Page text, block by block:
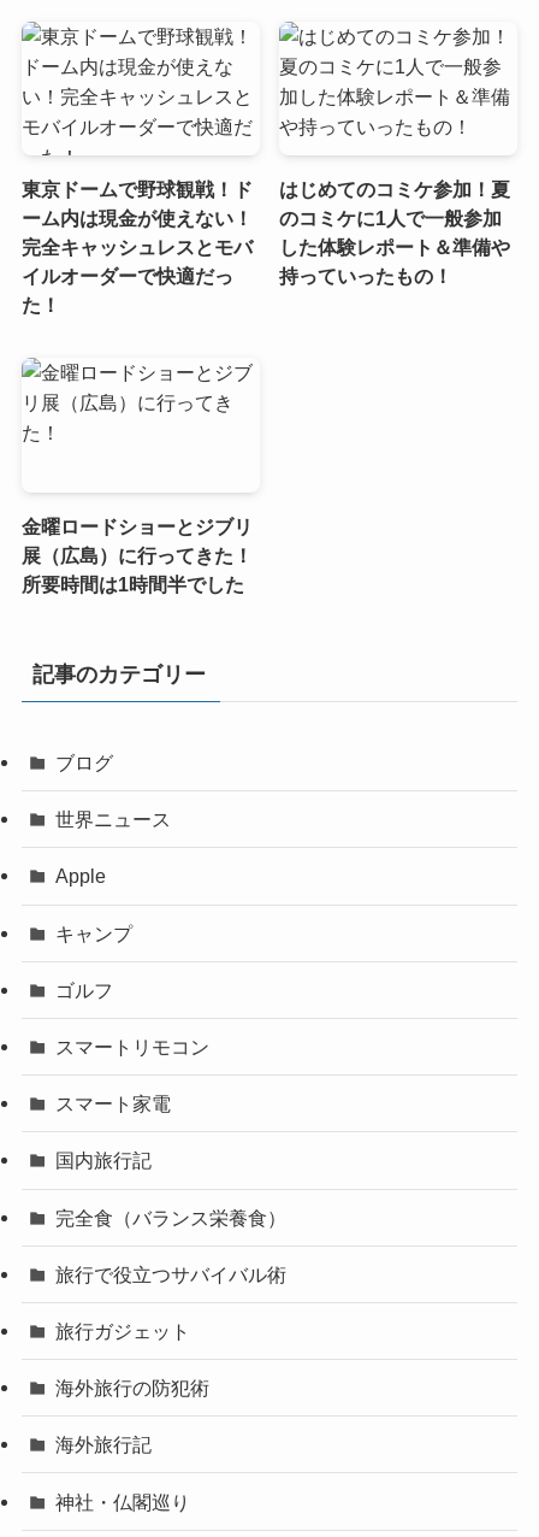
東京ドームで野球観戦！ド
ーム内は現金が使えない！
完全キャッシュレスとモバ
イルオーダーで快適だっ
た！
はじめてのコミケ参加！夏
のコミケに1人で一般参加
した体験レポート＆準備や
持っていったもの！
金曜ロードショーとジブリ
展（広島）に行ってきた！
所要時間は1時間半でした
記事のカテゴリー
ブログ
世界ニュース
Apple
キャンプ
ゴルフ
スマートリモコン
スマート家電
国内旅行記
完全食（バランス栄養食）
旅行で役立つサバイバル術
旅行ガジェット
海外旅行の防犯術
海外旅行記
神社・仏閣巡り